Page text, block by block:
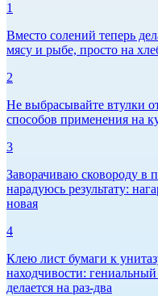
1
Вместо солений теперь
мясу и рыбе, просто на
2
Не выбрасывайте втулки
способов применения на
3
Заворачиваю сковороду в
нарадуюсь результату:
новая
4
Клею лист бумаги к
находчивости:
делается на раз-два